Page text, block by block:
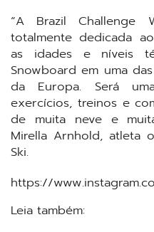
“A Brazil Challenge
totalmente dedicada
as idades e níveis
Snowboard em uma
da Europa. Será
exercícios, treinos e
de muita neve e
Mirella Arnhold, atleta
Ski.
https://
Leia também: